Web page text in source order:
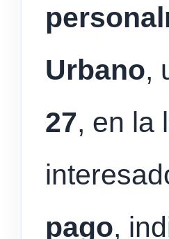
Urbano,
27, en la
pago,